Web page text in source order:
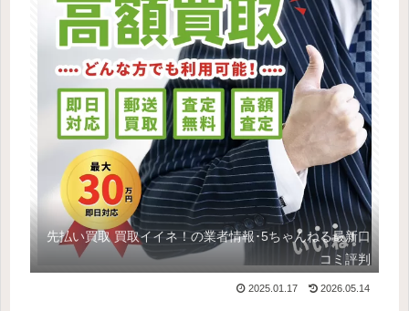
先払い買取 買取イイネ！の業者情報･5ちゃんねる最新口
コミ評判
2025.01.17 2026.05.14